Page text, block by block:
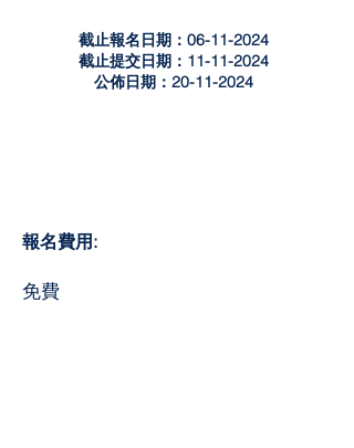
截止報名日期：06-11-2024
截止提交日期：11-11-2024
公佈日期：20-11-2024
報名費用:
​免費